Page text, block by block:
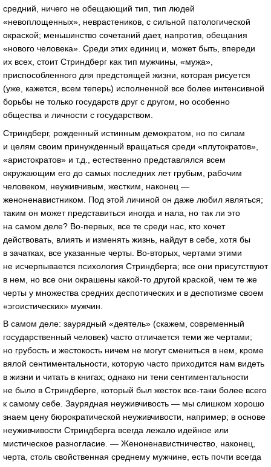
средний, ничего не обещающий тип, тип людей
«невоплощенных», неврастеников, с сильной патологической
окраской; меньшинство сочетаний дает, напротив, обещания
«нового человека». Среди этих единиц и, может быть, впереди
их всех, стоит Стриндберг как тип мужчины, «мужа»,
приспособленного для предстоящей жизни, которая рисуется
(уже, кажется, всем теперь) исполненной все более интенсивной
борьбы не только государств друг с другом, но особенно
общества и личности с государством.
Стриндберг, рожденный истинным демократом, но по силам
и целям своим принужденный вращаться среди «плутократов»,
«аристократов» и т.д., естественно представлялся всем
окружающим его до самых последних лет грубым, рабочим
человеком, неуживчивым, жестким, наконец —
женоненавистником. Под этой личиной он даже любил являться;
таким он может представиться иногда и нала, но так ли это
на самом деле? Во-первых, все те среди нас, кто хочет
действовать, влиять и изменять жизнь, найдут в себе, хотя бы
в зачатках, все указанные черты. Во-вторых, чертами этими
не исчерпывается психология Стриндберга; все они присутствуют
в нем, но все они окрашены какой-то другой краской, чем те же
черты у множества средних деспотических и в деспотизме своем
«эгоистических» мужчин.
В самом деле: заурядный «деятель» (скажем, современный
государственный человек) часто отличается теми же чертами;
но грубость и жестокость ничем не могут смениться в нем, кроме
вялой сентиментальности, которую часто приходится нам видеть
в жизни и читать в книгах; однако ни тени сентиментальности
не было в Стриндберге, который был жесток все-таки более всего
к самому себе. Заурядная неуживчивость — мы слишком хорошо
знаем цену бюрократической неуживчивости, например; в основе
неуживчивости Стриндберга всегда лежало идейное или
мистическое разногласие. — Женоненавистничество, наконец,
черта, столь свойственная среднему мужчине, есть почти всегда